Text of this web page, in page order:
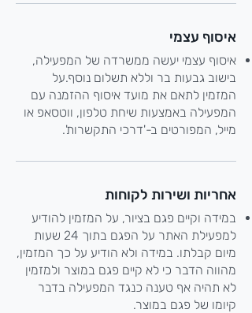
איסוף עצמי
איסוף עצמי יעשה ממשרדה של המפעילה,
בישוב גבעות בר וללא תשלום נוסף.על
המזמין לתאם את מועד איסוף ההזמנה עם
המפעילה באמצעות שיחת טלפון, ווטסאפ או
מייל, המפורטים ב-'דרכי התקשרות'.
אחריות ושירות לקוחות
במידה וקיים פגם בציור, על המזמין להודיע
למפעילת האתר על הפגם בתוך 24 שעות
מיום קבלתו. במידה ולא הודיע על כך המזמין,
מהווה הדבר כי לא קיים פגם במוצר ולמזמין
לא תהיה אף טענה כנגד המפעילה בדבר
קיומו של פגם במוצר.